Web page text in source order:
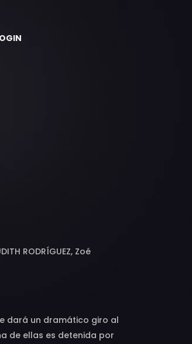
RODRÍGUEZ, Zoé
Victoria Santos,
dará un dramático giro al
de ellas es detenida por